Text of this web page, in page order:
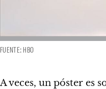
FUENTE: HBO
A veces, un póster es